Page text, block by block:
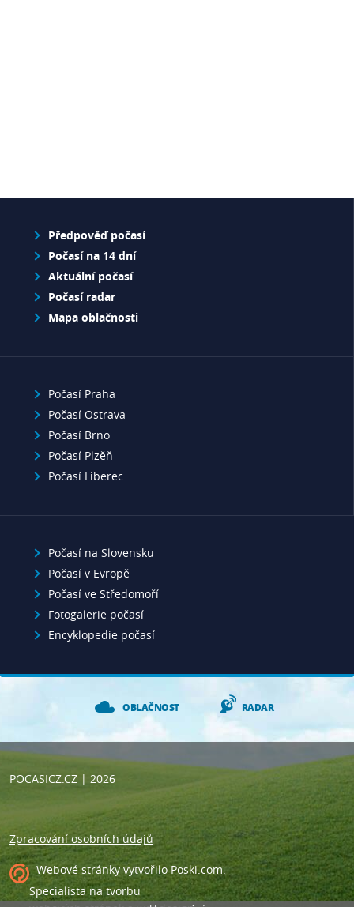
Předpověď počasí
Počasí na 14 dní
Aktuální počasí
Počasí radar
Mapa oblačnosti
Počasí Praha
Počasí Ostrava
Počasí Brno
Počasí Plzěň
Počasí Liberec
Počasí na Slovensku
Počasí v Evropě
Počasí ve Středomoří
Fotogalerie počasí
Encyklopedie počasí
OBLAČNOST RADAR
POCASICZ.CZ| 2026
Zpracování osobních údajů
Webové stránkyvytvořilo Poski.com.
Specialista na tvorbu